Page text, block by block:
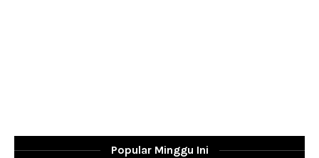
Popular Minggu Ini